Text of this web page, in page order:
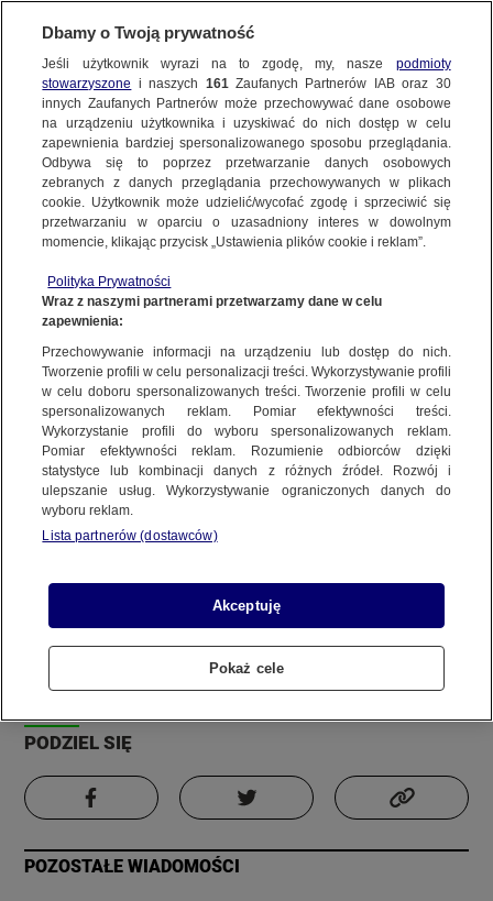
KONTAKT24
Wyślij Materiał
WYŚLIJ MATERIAŁ
NAJNOWSZE
GORĄCE TEMATY
WIĘCEJ
KANAŁY
REGULAMIN SERWISU
POLITYKA PRYWATNOŚCI
Copyright (C) 1997-2025 Korzystanie z materiałów redakcyjnych TVN S.A. / TVN Media Sp. z
pokrewnych TVN S.A. / TVN Media Sp. z o.o. wyraźnie zastrzega, że dalsze
internetowych TVN S.A. / TVN Media Sp. z o.o. jest zabronione.
Dzień dobry!
Jedno konto do wszystkich usług
MATERIAŁ UŻYTKOWNIKA
Rzeka w Stróżówce
18 GRUDNIA 2023 1:14
Ważny temat?
Podziel się!
Wyślij materiał
Zdjęcie Film
Materiał internauty
Aktualizacja: 18 grudnia 2023, 1:14
PODZIEL SIĘ
POZOSTAŁE WIADOMOŚCI
Dbamy o Twoją prywatność
Jeśli użytkownik wyrazi na to zgodę, my, nasze podmioty
stowarzyszone i naszych 161Zaufanych Partnerów IAB oraz 30
innych Zaufanych Partnerów może przechowywać dane osobowe
na urządzeniu użytkownika i uzyskiwać do nich dostęp w celu
zapewnienia bardziej spersonalizowanego sposobu przeglądania.
Odbywa się to poprzez przetwarzanie danych osobowych
zebranych z danych przeglądania przechowywanych w plikach
cookie. Użytkownik może udzielić/wycofać zgodę i sprzeciwić się
przetwarzaniu w oparciu o uzasadniony interes w dowolnym
momencie, klikając przycisk „Ustawienia plików cookie i reklam”.
Polityka Prywatności
Wraz z naszymi partnerami przetwarzamy dane w celu
zapewnienia:
Przechowywanie informacji na urządzeniu lub dostęp do nich.
Tworzenie profili w celu personalizacji treści. Wykorzystywanie profili
w celu doboru spersonalizowanych treści. Tworzenie profili w celu
spersonalizowanych reklam. Pomiar efektywności treści.
Wykorzystanie profili do wyboru spersonalizowanych reklam.
Pomiar efektywności reklam. Rozumienie odbiorców dzięki
statystyce lub kombinacji danych z różnych źródeł. Rozwój i
ulepszanie usług. Wykorzystywanie ograniczonych danych do
wyboru reklam.
Lista partnerów (dostawców)
Akceptuję
Pokaż cele